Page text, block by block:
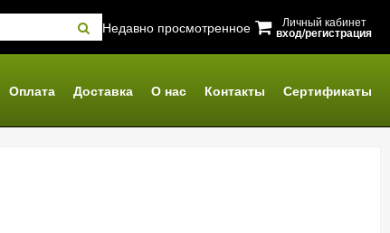
Недавно просмотренное Личный кабинет
вход/регистрация
Оплата Доставка О нас Контакты Сертификаты